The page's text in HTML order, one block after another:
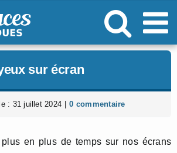
sur écran
: 31 juillet 2024 0 commentaire
en plus de temps sur nos écrans